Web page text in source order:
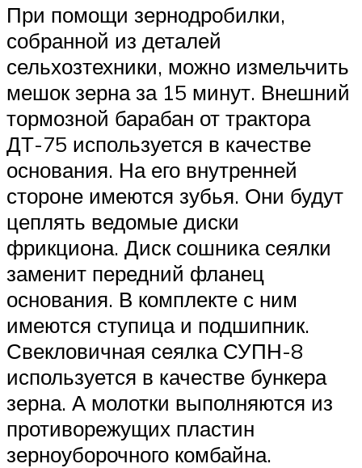
При помощи зернодробилки,
собранной из деталей
сельхозтехники, можно измельчить
мешок зерна за 15 минут. Внешний
тормозной барабан от трактора
ДТ-75 используется в качестве
основания. На его внутренней
стороне имеются зубья. Они будут
цеплять ведомые диски
фрикциона. Диск сошника сеялки
заменит передний фланец
основания. В комплекте с ним
имеются ступица и подшипник.
Свекловичная сеялка СУПН-8
используется в качестве бункера
зерна. А молотки выполняются из
противорежущих пластин
зерноуборочного комбайна.